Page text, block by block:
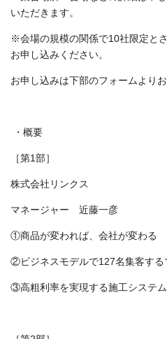
いただきます。
※会場の規模の関係で10社限定と
お申し込みください。
お申し込みは下部のフォームよりお
・概要
［第1部］
株式会社リンクス
マネージャー 近藤一彦
①商品が変われば、会社が変わる
②ビジネスモデルで127名集客する
③高粗利率を実現する施工システム